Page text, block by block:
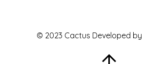
© 2023 Cactus Developed by